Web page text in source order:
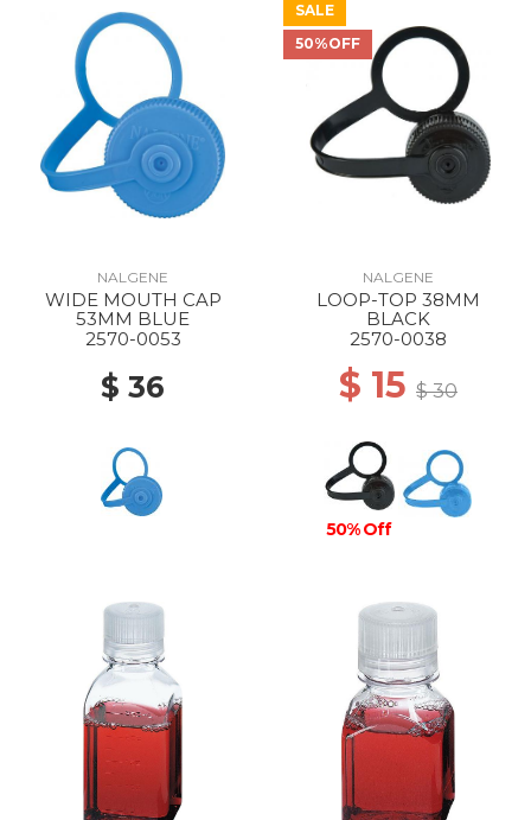
NALGENE
WIDE MOUTH CAP
53MM BLUE
2570-0053
$ 36
SALE
50%OFF
NALGENE
LOOP-TOP 38MM
BLACK
2570-0038
$ 15 $ 30
50% Off